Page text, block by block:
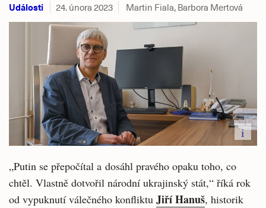
Události 24. února 2023 Martin Fiala, Barbora Mertová
i
„Putin se přepočítal a dosáhl pravého opaku toho, co
chtěl. Vlastně dotvořil národní ukrajinský stát,“ říká rok
od vypuknutí válečného konfliktu Jiří Hanuš, historik